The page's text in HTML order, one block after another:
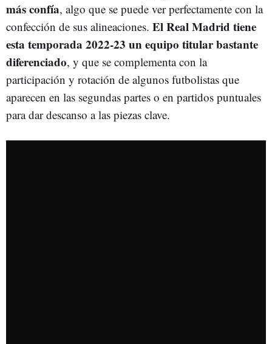
más confía, algo que se puede ver perfectamente con la
confección de sus alineaciones. El Real Madrid tiene
esta temporada 2022-23 un equipo titular bastante
diferenciado, y que se complementa con la
participación y rotación de algunos futbolistas que
aparecen en las segundas partes o en partidos puntuales
para dar descanso a las piezas clave.